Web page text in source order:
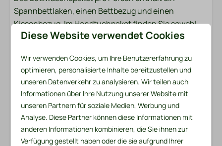
Außenbereich
Gartenmöbel
Liegestühle
Terrasse: Nicht abgedeckt
Parken: 1
Sicherheit
Spannbettlaken, einen Bettbezug und einen
Kissenbezug. Im Handtuchpaket finden Sie sowohl
ein kleines als auch ein großes Handtuch. Zusätzlich
vorhanden. Für den ersten Tag gibt es auch ein
praktisches Service-Set. Dazu gehören ein Müllsack,
eine Spülbürste, ein Spültuch, Spülmittel, zwei
Spülmaschinentabs und eine Rolle Toilettenpapier.
Betten gemacht?
Möchten Sie sofort nach Ihrer Ankunft bezogene
Diese Website verwendet Cookies
Wir verwenden Cookies, um Ihre Benutzererfahrung zu
optimieren, personalisierte Inhalte bereitzustellen und
unseren Datenverkehr zu analysieren. Wir teilen auch
Informationen über Ihre Nutzung unserer Website mit
unseren Partnern für soziale Medien, Werbung und
Analyse. Diese Partner können diese Informationen mit
anderen Informationen kombinieren, die Sie ihnen zur
Verfügung gestellt haben oder die sie aufgrund Ihrer